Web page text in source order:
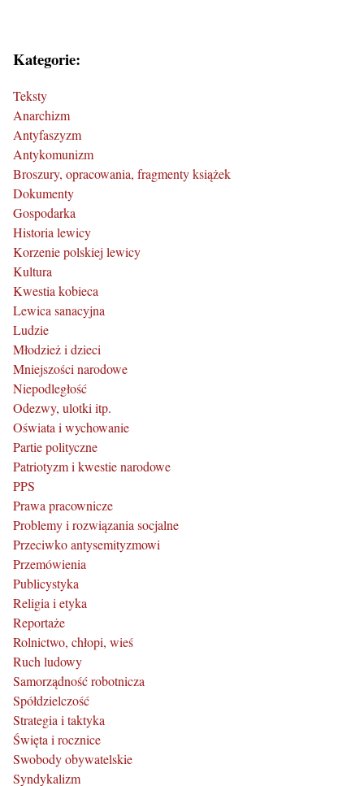
Kategorie:
Teksty
Anarchizm
Antyfaszyzm
Antykomunizm
Broszury, opracowania, fragmenty książek
Dokumenty
Gospodarka
Historia lewicy
Korzenie polskiej lewicy
Kultura
Kwestia kobieca
Lewica sanacyjna
Ludzie
Młodzież i dzieci
Mniejszości narodowe
Niepodległość
Odezwy, ulotki itp.
Oświata i wychowanie
Partie polityczne
Patriotyzm i kwestie narodowe
PPS
Prawa pracownicze
Problemy i rozwiązania socjalne
Przeciwko antysemityzmowi
Przemówienia
Publicystyka
Religia i etyka
Reportaże
Rolnictwo, chłopi, wieś
Ruch ludowy
Samorządność robotnicza
Spółdzielczość
Strategia i taktyka
Święta i rocznice
Swobody obywatelskie
Syndykalizm